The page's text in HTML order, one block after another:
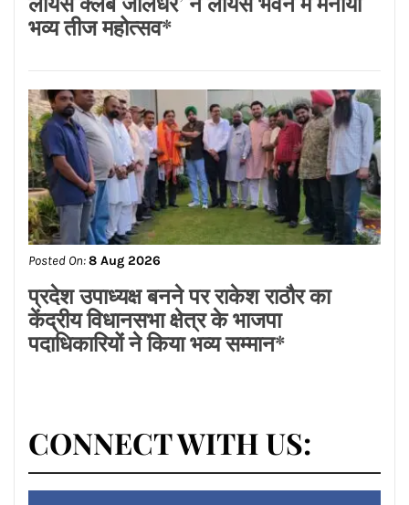
Posted On:8 Aug 2026
लायंस क्लब जालंधर’ ने लायंस भवन में मनाया
भव्य तीज महोत्सव*
Posted On:8 Aug 2026